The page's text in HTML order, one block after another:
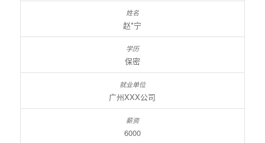
赵*宁
保密
广州XXX公司
6000